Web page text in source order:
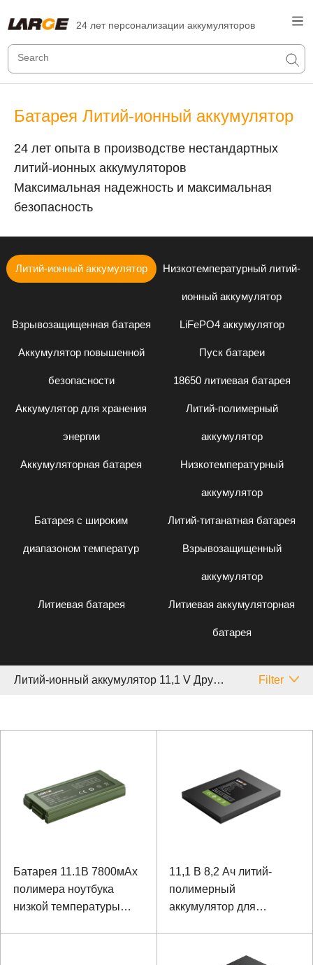
24 лет персонализации аккумуляторов
Батарея Литий-ионный аккумулятор
24 лет опыта в производстве нестандартных
литий-ионных аккумуляторов
Максимальная надежность и максимальная
безопасность
Литий-ионный аккумулятор Низкотемпературный литий-
ионный аккумулятор
Взрывозащищенная батарея LiFePO4 аккумулятор
Аккумулятор повышенной
безопасности
Пуск батареи
18650 литиевая батарея
Аккумулятор для хранения
энергии
Литий-полимерный
аккумулятор
Аккумуляторная батарея Низкотемпературный
аккумулятор
Батарея с широким
диапазоном температур
Литий-титанатная батарея
Взрывозащищенный
аккумулятор
Литиевая батарея Литиевая аккумуляторная
батарея
Литий-ионный аккумулятор 11,1 V Другой Filter
Батарея 11.1В 7800мАх
полимера ноутбука
низкой температуры
11,1 В 8,2 Ач литий-
полимерный
аккумулятор для